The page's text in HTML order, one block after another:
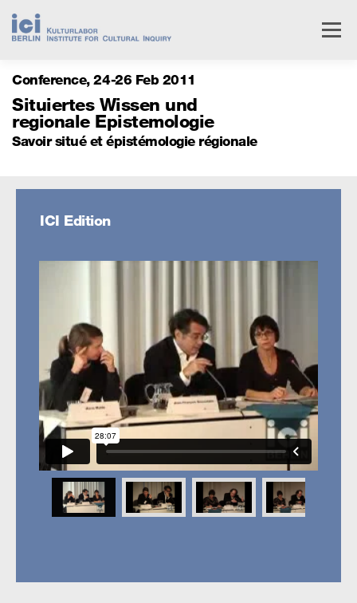
content Menu
Livestream Research
Institute Services
Conference 2426 Feb 2011
Situiertes Wissen und
regionale Epistemologie
Savoir situé et épistémologie régionale
ICI Edition